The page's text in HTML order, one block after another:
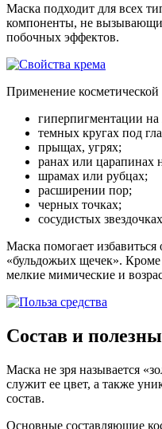
Маска подходит для всех
компоненты, не
побочных эффектов.
Применение
гиперпигментации на
темных кругах под
прыщах, угрях;
ранах или царапинах
шрамах или рубцах;
расширении пор;
черных точках;
сосудистых
Маска помогает
«бульдожьих щечек».
мелкие мимические и
Состав и
Маска не зря называется
служит ее цвет, а также
состав.
Основные составляющие